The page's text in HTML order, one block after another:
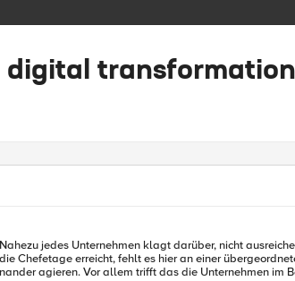
transformation
jedes Unternehmen klagt darüber, nicht
agieren. Vor allem trifft das die Unternehmen im